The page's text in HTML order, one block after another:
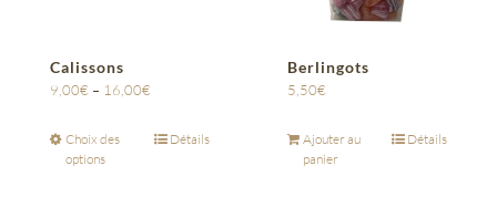
Calissons
9,00€ – 16,00€
Choix des
options
Détails
Berlingots
5,50€
Ajouter au
panier
Détails